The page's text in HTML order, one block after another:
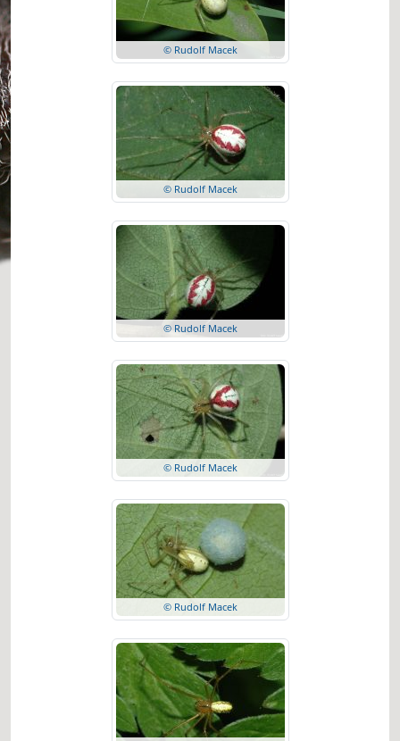
© Rudolf Macek
© Rudolf Macek
© Rudolf Macek
© Rudolf Macek
© Rudolf Macek